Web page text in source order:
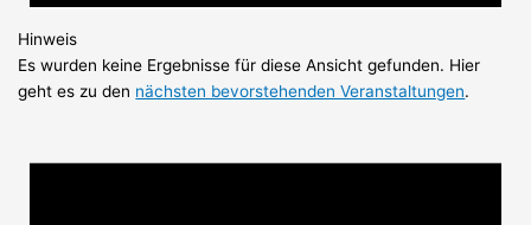
Hinweis
Es wurden keine Ergebnisse für diese Ansicht gefunden. Hier
geht es zu den nächsten bevorstehenden Veranstaltungen.